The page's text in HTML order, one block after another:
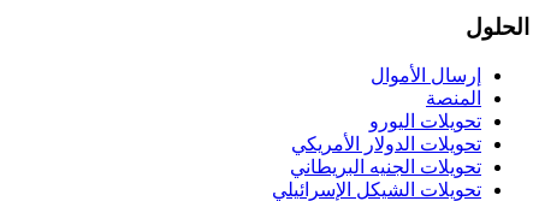
الحلول
إرسال الأموال
المنصة
تحويلات اليورو
تحويلات الدولار الأمريكي
تحويلات الجنيه البريطاني
تحويلات الشيكل الإسرائيلي